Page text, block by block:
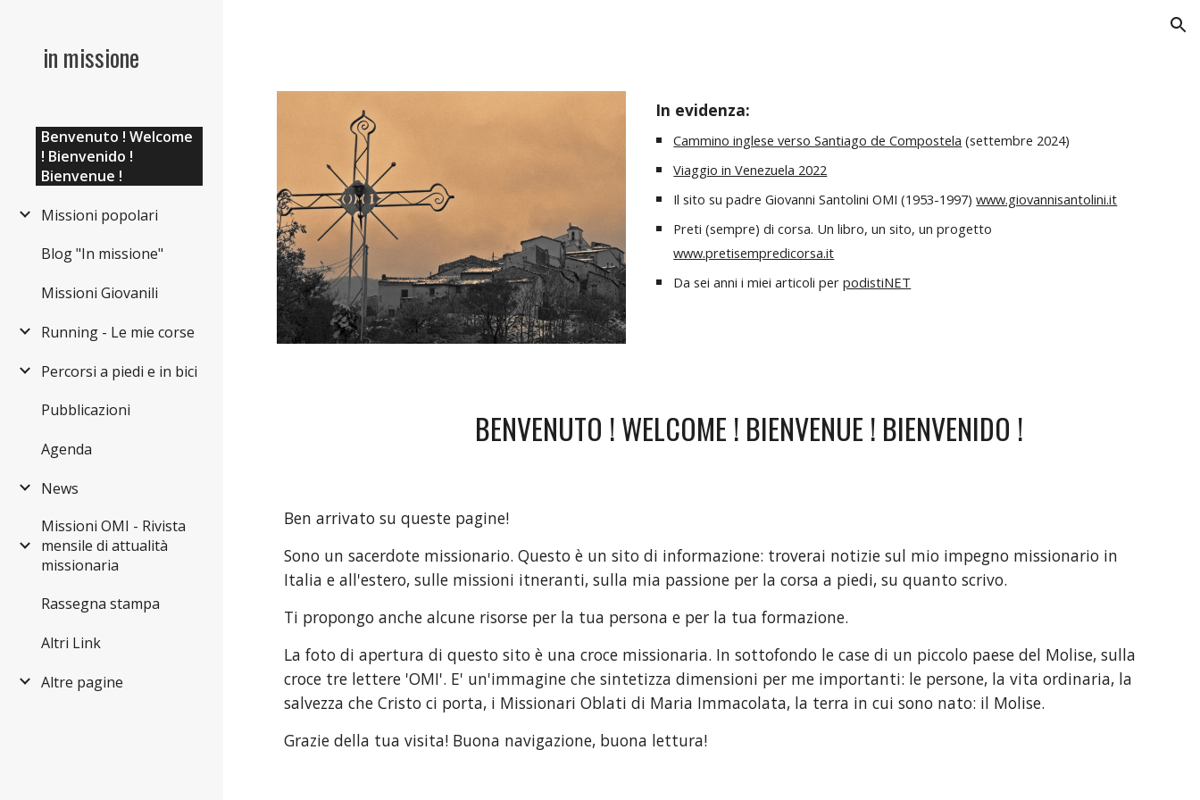
in missione
Benvenuto ! Welcome
! Bienvenido !
Bienvenue !
Missioni popolari
Blog "In missione"
Missioni Giovanili
Running - Le mie corse
Percorsi a piedi e in bici
Pubblicazioni
Agenda
News
Missioni OMI - Rivista
mensile di attualità
missionaria
Rassegna stampa
Altri Link
Altre pagine
In evidenza:
Cammino inglese verso Santiago de Compostela (settembre 2024)
Viaggio in Venezuela 2022
Il sito su padre Giovanni Santolini OMI (1953-1997)www.giovannisantolini.it
Preti (sempre) di corsa. Un libro, un sito, un progetto
www.pretisempredicorsa.it
Da sei anni i miei articoli perpodistiNET
BENVENUTO ! WELCOME ! BIENVENUE ! BIENVENIDO !
Ben arrivato su queste pagine!
Sono un sacerdote missionario. Questo è un sito di informazione: troverai notizie sul mio impegno missionario in
Italia e all'estero, sulle missioni itneranti, sulla mia passione per la corsa a piedi, su quanto scrivo.
Ti propongo anche alcune risorse per la tua persona e per la tua formazione.
La foto di apertura di questo sito è una croce missionaria. In sottofondo le case di un piccolo paese del Molise, sulla
croce tre lettere 'OMI'. E' un'immagine che sintetizza dimensioni per me importanti: le persone, la vita ordinaria, la
salvezza che Cristo ci porta, i Missionari Oblati di Maria Immacolata, la terra in cui sono nato: il Molise.
Grazie della tua visita! Buona navigazione, buona lettura!